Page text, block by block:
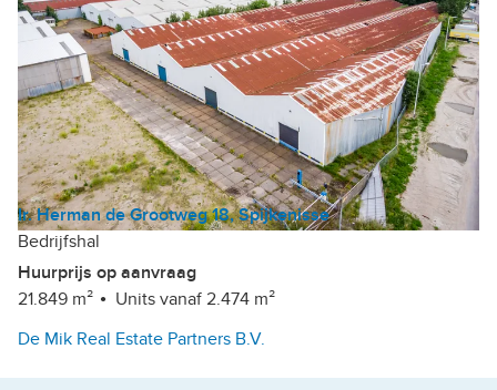
Ir. Herman de Grootweg 18, Spijkenisse
Bedrijfshal
Huurprijs op aanvraag
21.849 m²
Units vanaf 2.474 m²
De Mik Real Estate Partners B.V.